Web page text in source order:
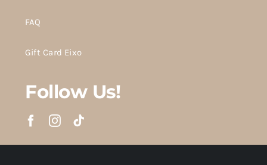
FAQ
Gift Card Eixo
Follow Us!